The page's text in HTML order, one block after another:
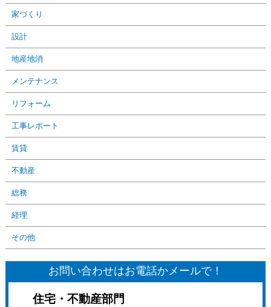
家づくり
設計
地産地消
メンテナンス
リフォーム
工事レポート
賃貸
不動産
総務
経理
その他
お問い合わせはお電話かメールで！
住宅・不動産部門